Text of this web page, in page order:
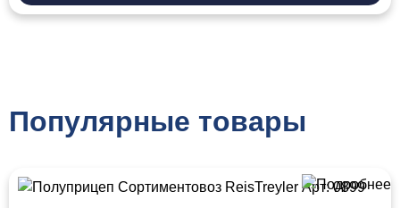
Популярные товары